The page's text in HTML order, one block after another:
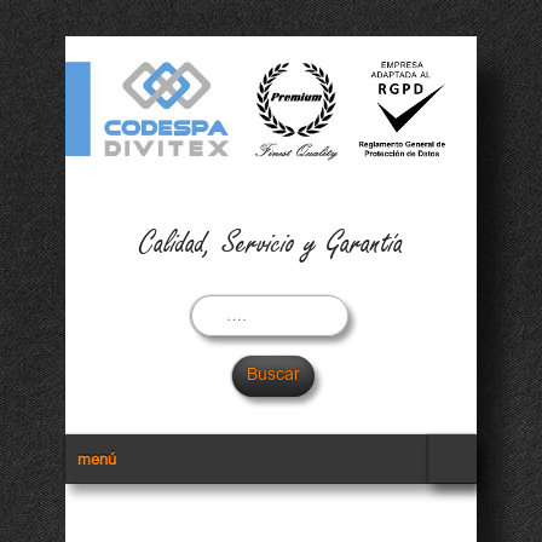
Calidad, Servicio y Garantía
Menu Secundario
menú